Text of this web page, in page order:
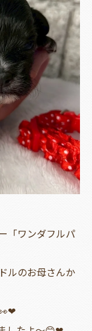
「ワンダフルパ
ルのお母さんか